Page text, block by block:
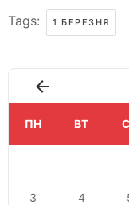
Tags: 1 БЕРЕЗНЯ
ПН ВТ
3 4